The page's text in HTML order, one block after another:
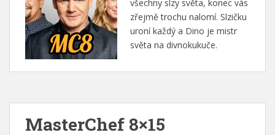
všechny slzy světa, konec vás
zřejmě trochu nalomí. Slzičku
uroní každý a Dino je mistr
světa na divnokukuče.
MasterChef 8×15